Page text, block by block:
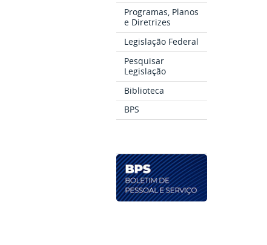
Programas, Planos
e Diretrizes
Legislação Federal
Pesquisar
Legislação
Biblioteca
BPS